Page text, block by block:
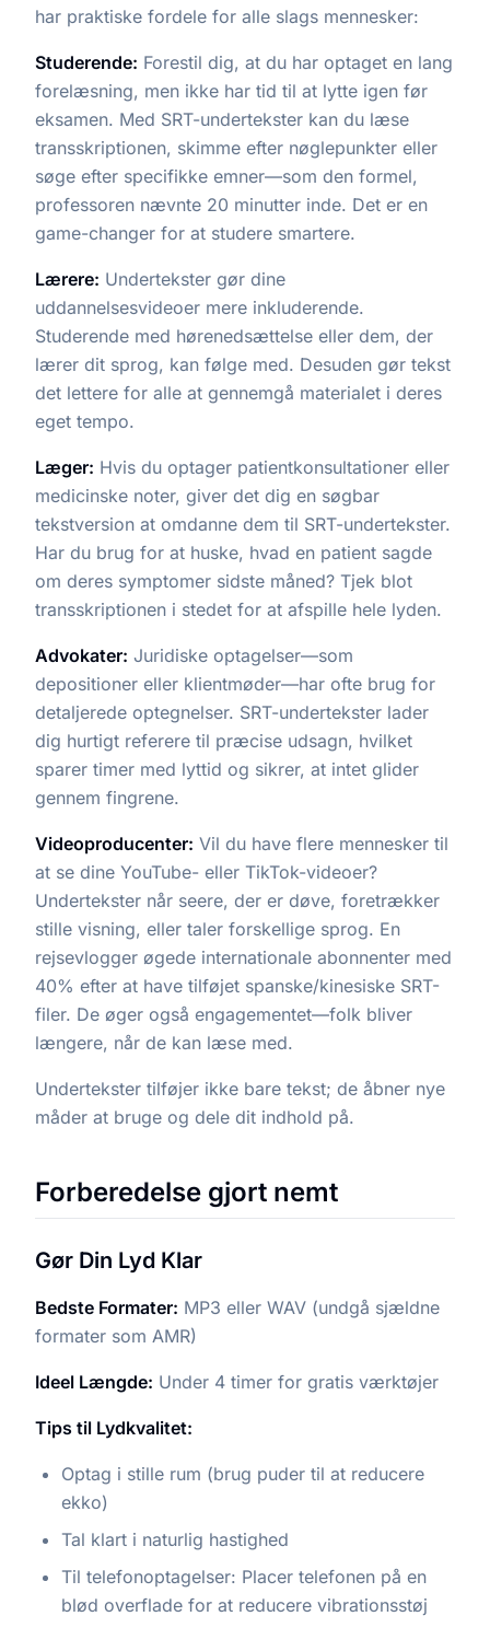
har praktiske fordele for alle slags mennesker:
Studerende: Forestil dig, at du har optaget en lang
forelæsning, men ikke har tid til at lytte igen før
eksamen. Med SRT-undertekster kan du læse
transskriptionen, skimme efter nøglepunkter eller
søge efter specifikke emner—som den formel,
professoren nævnte 20 minutter inde. Det er en
game-changer for at studere smartere.
Lærere: Undertekster gør dine
uddannelsesvideoer mere inkluderende.
Studerende med hørenedsættelse eller dem, der
lærer dit sprog, kan følge med. Desuden gør tekst
det lettere for alle at gennemgå materialet i deres
eget tempo.
Læger: Hvis du optager patientkonsultationer eller
medicinske noter, giver det dig en søgbar
tekstversion at omdanne dem til SRT-undertekster.
Har du brug for at huske, hvad en patient sagde
om deres symptomer sidste måned? Tjek blot
transskriptionen i stedet for at afspille hele lyden.
Advokater: Juridiske optagelser—som
depositioner eller klientmøder—har ofte brug for
detaljerede optegnelser. SRT-undertekster lader
dig hurtigt referere til præcise udsagn, hvilket
sparer timer med lyttid og sikrer, at intet glider
gennem fingrene.
Videoproducenter: Vil du have flere mennesker til
at se dine YouTube- eller TikTok-videoer?
Undertekster når seere, der er døve, foretrækker
stille visning, eller taler forskellige sprog. En
rejsevlogger øgede internationale abonnenter med
40% efter at have tilføjet spanske/kinesiske SRT-
filer. De øger også engagementet—folk bliver
længere, når de kan læse med.
Undertekster tilføjer ikke bare tekst; de åbner nye
måder at bruge og dele dit indhold på.
Forberedelse gjort nemt
Gør Din Lyd Klar
Bedste Formater: MP3 eller WAV (undgå sjældne
formater som AMR)
Ideel Længde: Under 4 timer for gratis værktøjer
Tips til Lydkvalitet:
Optag i stille rum (brug puder til at reducere
ekko)
Tal klart i naturlig hastighed
Til telefonoptagelser: Placer telefonen på en
blød overflade for at reducere vibrationsstøj